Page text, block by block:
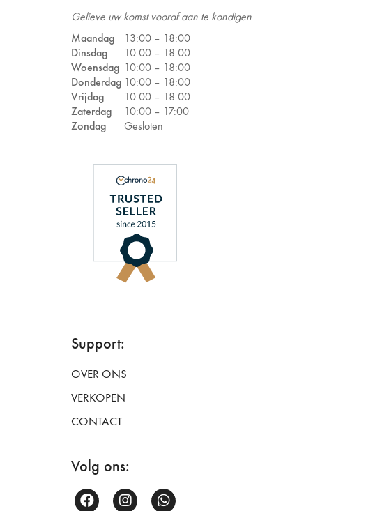
Gelieve uw komst vooraf aan te kondigen
Maandag
13:00 – 18:00
Dinsdag
10:00 – 18:00
Woensdag 10:00 – 18:00
Donderdag 10:00 – 18:00
Vrijdag
10:00 – 18:00
Zaterdag
10:00 – 17:00
Zondag
Gesloten
Support:
OVER ONS
VERKOPEN
CONTACT
Volg ons: